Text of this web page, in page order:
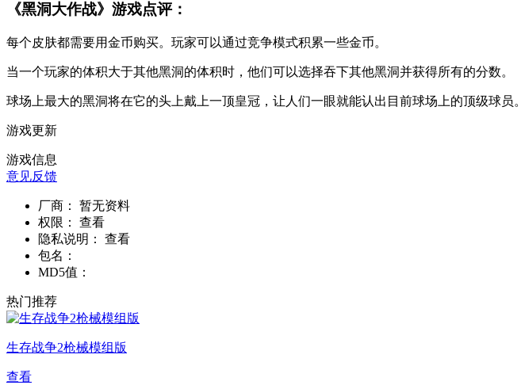
《黑洞大作战》游戏点评：
每个皮肤都需要用金币购买。玩家可以通过竞争模式积累一些金币。
当一个玩家的体积大于其他黑洞的体积时，他们可以选择吞下其他黑洞并获得所有的分数。
球场上最大的黑洞将在它的头上戴上一顶皇冠，让人们一眼就能认出目前球场上的顶级球员。
游戏更新
游戏信息
意见反馈
厂商：
暂无资料
权限：
查看
隐私说明：
查看
包名：
MD5值：
热门推荐
生存战争2枪械模组版
查看